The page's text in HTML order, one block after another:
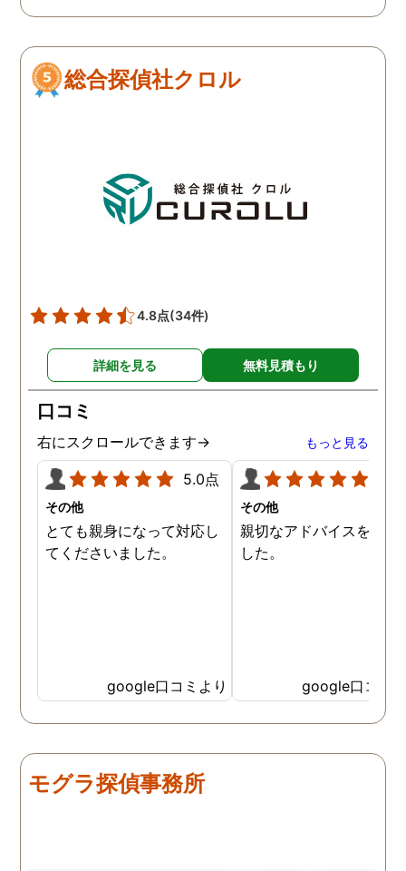
で、再度、調査をお願いさ
度、自分でも行動パターン
の把握をしていましたが、
ズでした。 とくに、急なお
願いの時に人員を手配して
頂き、ホテルからの証拠を
後の事についてアドバイス
を頂いて、とても信頼出来
る探偵事務所さんだと、あ
らためて思いました。 事務
所の皆様にお世話になった
ので、クチコミの方書かせ
ていただきます。ありがと
うございました。
総合探偵社クロル
4.8点(34件)
詳細を見る 無料見積もり
口コミ
右にスクロールできます→ もっと見る
5.0点
その他
とても親身になって対応し
てくださいました。
google口コミより
その他
親切なアドバイスを頂き
した。
google口コミ
モグラ探偵事務所